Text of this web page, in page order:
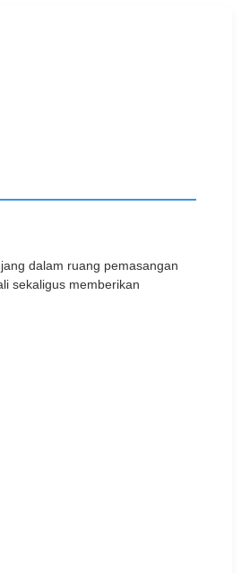
dalam ruang pemasangan
sekaligus memberikan